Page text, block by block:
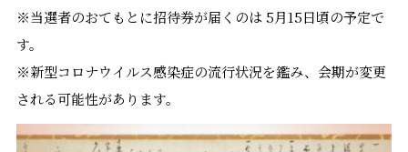
※当選者のおてもとに招待券が届くのは 5月15日頃の予定で
す。
※新型コロナウイルス感染症の流行状況を鑑み、会期が変更
される可能性があります。